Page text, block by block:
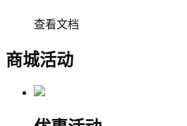
查看文档
商城活动